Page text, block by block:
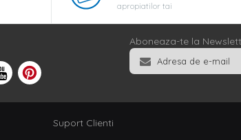
apropiatilor tai
Aboneaza-te la
Suport Clienti